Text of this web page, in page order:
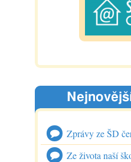
Zprávy ze ŠD
Ze života naší